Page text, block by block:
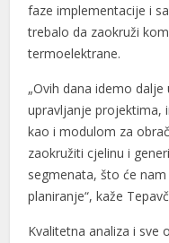
faze implementacije i
trebalo da zaokruži
termoelektrane.
„Ovih dana idemo
upravljanje projektima,
kao i modulom za
zaokružiti cjelinu i
segmenata, što će
planiranje“, kaže
Kvalitetna analiza i sve